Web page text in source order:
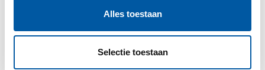
Alles toestaan
Selectie toestaan
Achterlichten(10) Aluminium lampenlat(3)
GIS mounting frames(3) Izeled(15)